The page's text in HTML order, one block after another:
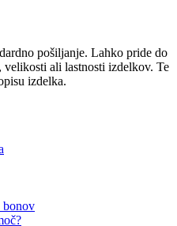
pošiljanje. Lahko pride do
velikosti ali lastnosti izdelkov. Te
izdelka.
bonov